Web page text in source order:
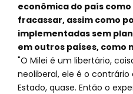
econômica do país
fracassar, assim como
implementadas sem
em outros países, como
"O Milei é um libertário,
neoliberal, ele é o
Estado, quase. Então o